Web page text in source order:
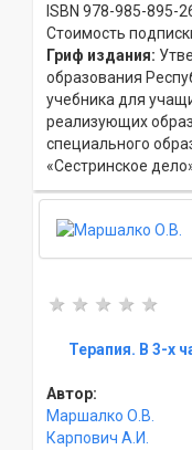
ISBN 978-985-895-
Стоимость
Гриф издания:
образования
учебника для
реализующих
специального
«Сестринское
Терапия. В 3-х
Автор:
Маршалко О.В.
Карпович А.И.